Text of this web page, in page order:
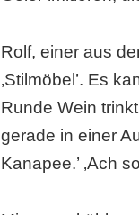
Rolf, einer aus
‚Stilmöbel’. Es
Runde Wein
gerade in einer
Kanapee.’ ‚Ach